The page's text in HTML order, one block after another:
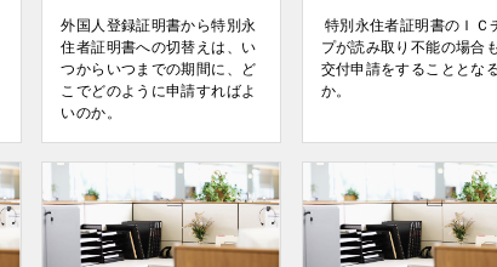
外国人登録証明書から特別永
住者証明書への切替えは、い
つからいつまでの期間に、ど
こでどのように申請すればよ
いのか。
特別永住者証明書のＩＣ
プが読み取り不能の場合
交付申請をすることとな
か。